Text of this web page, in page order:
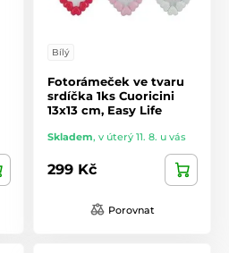
Bílý
Fotorámeček ve tvaru
srdíčka 1ks Cuoricini
13x13 cm, Easy Life
Skladem, v úterý 11. 8. u vás
299 Kč
Porovnat